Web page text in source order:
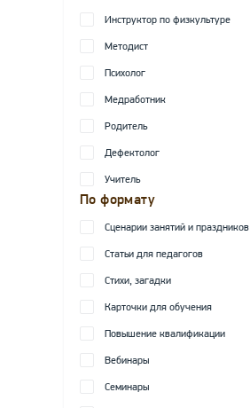
Инструктор по физкультуре
Методист
Психолог
Медработник
Родитель
Дефектолог
Учитель
По формату
Сценарии занятий и праздников
Статьи для педагогов
Стихи, загадки
Карточки для обучения
Повышение квалификации
Вебинары
Семинары